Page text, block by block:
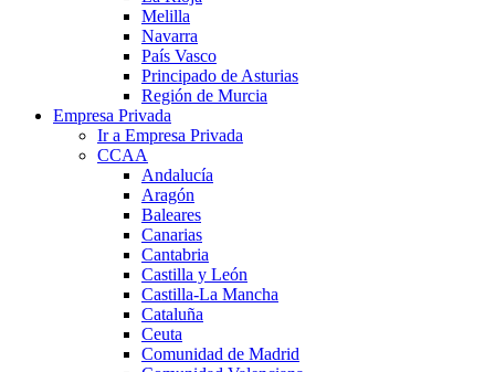
Melilla
Navarra
País Vasco
Principado de Asturias
Región de Murcia
Empresa Privada
Ir a Empresa Privada
CCAA
Andalucía
Aragón
Baleares
Canarias
Cantabria
Castilla y León
Castilla-La Mancha
Cataluña
Ceuta
Comunidad de Madrid